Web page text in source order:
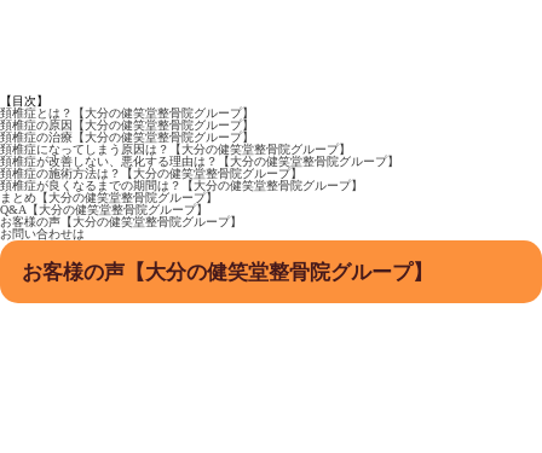
【目次】
頚椎症とは？【大分の健笑堂整骨院グループ】
頚椎症の原因【大分の健笑堂整骨院グループ】
頚椎症の治療【大分の健笑堂整骨院グループ】
頚椎症になってしまう原因は？【大分の健笑堂整骨院グループ】
頚椎症が改善しない、悪化する理由は？【大分の健笑堂整骨院グループ】
頚椎症の施術方法は？【大分の健笑堂整骨院グループ】
頚椎症が良くなるまでの期間は？【大分の健笑堂整骨院グループ】
まとめ【大分の健笑堂整骨院グループ】
Q&A【大分の健笑堂整骨院グループ】
お客様の声【大分の健笑堂整骨院グループ】
お問い合わせは
お客様の声【大分の健笑堂整骨院グループ】